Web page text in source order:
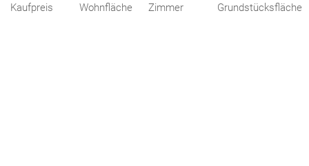
Kaufpreis Wohnfläche Zimmer Grundstücksfläche